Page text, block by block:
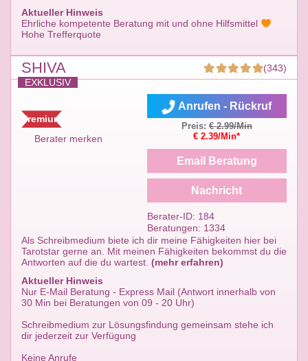
Aktueller Hinweis
Ehrliche kompetente Beratung mit und ohne Hilfsmittel
Hohe Trefferquote
SHIVA
(343)
EXKLUSIV
Premium
Berater merken
Als Schreibmedium biete ich dir meine Fähigkeiten hier bei
Tarotstar gerne an. Mit meinen Fähigkeiten bekommst du die
Antworten auf die du wartest. (mehr erfahren)
Aktueller Hinweis
Nur E-Mail Beratung - Express Mail (Antwort innerhalb von
30 Min bei Beratungen von 09 - 20 Uhr)
Schreibmedium zur Lösungsfindung gemeinsam stehe ich
dir jederzeit zur Verfügung
Keine Anrufe
Anrufen - Rückruf
Preis:€ 2.99/Min
€ 2.39/Min*
Email Beratung
Nachricht
Berater-ID: 184
Beratungen: 1334